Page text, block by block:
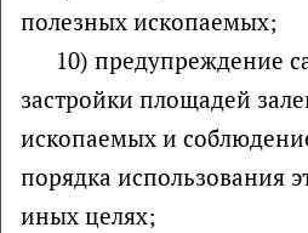
полезных ископаемых;
10) предупреждение
застройки площадей
ископаемых и
порядка использования
иных целях;